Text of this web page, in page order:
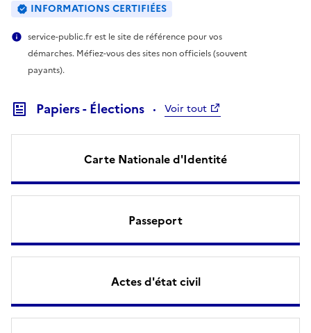
INFORMATIONS CERTIFIÉES
service-public.fr est le site de référence pour vos
démarches. Méfiez-vous des sites non officiels (souvent
payants).
Papiers - Élections Voir tout
Carte Nationale d'Identité
Passeport
Actes d'état civil